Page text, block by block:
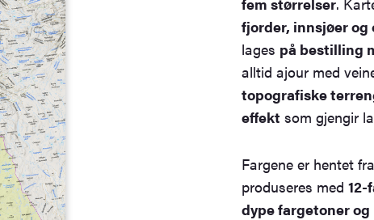
fjorder, innsjøer
lages på bestilling
alltid ajour med
topografiske
effektsom gjengir
Fargene er hentet
produseres med
dype fargetoner